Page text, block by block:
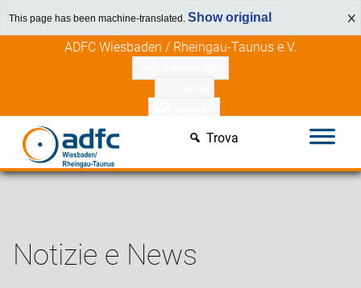
This page has been machine-translated. Show original
ADFC Wiesbaden / Rheingau-Taunus e.V.
Trova
Notizie e News